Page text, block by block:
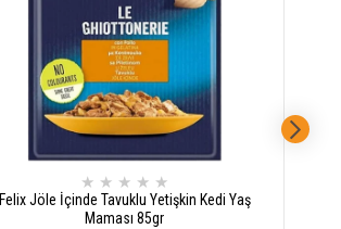
★ ★ ★ ★ ★
Felix Jöle İçinde Tavuklu Yetişkin Kedi Yaş
Maması 85gr